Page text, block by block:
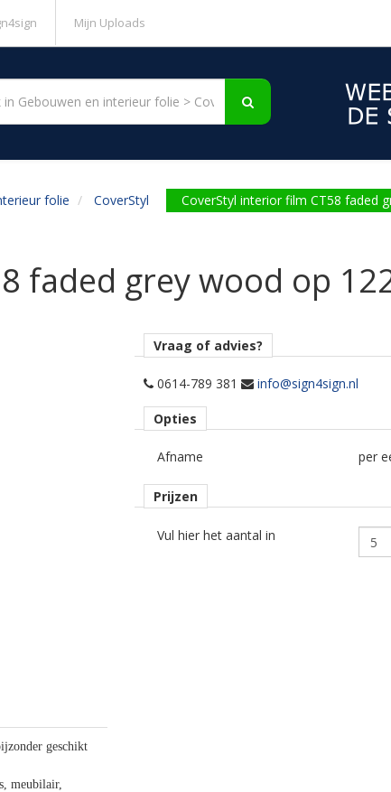
Mijn Uploads
folie CoverStyl CoverStyl interior film CT58 faded
faded grey wood op
geschikt
meubilair,
Vraag of advies?
0614-789 381 info@sign4sign.nl
Opties
Afname per
Prijzen
Vul hier het aantal in